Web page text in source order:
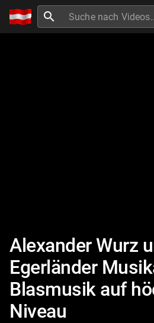
search
Alexander Wurz
Egerländer
Blasmusik auf
Niveau